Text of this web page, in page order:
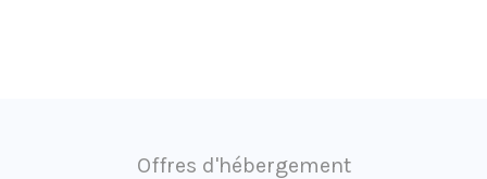
Offres d'hébergement